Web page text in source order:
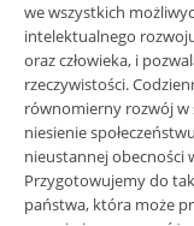
we wszystkich
intelektualnego
oraz człowieka, i
rzeczywistości.
równomierny rozwój w
niesienie
nieustannej obecności
Przygotowujemy do
państwa, która może